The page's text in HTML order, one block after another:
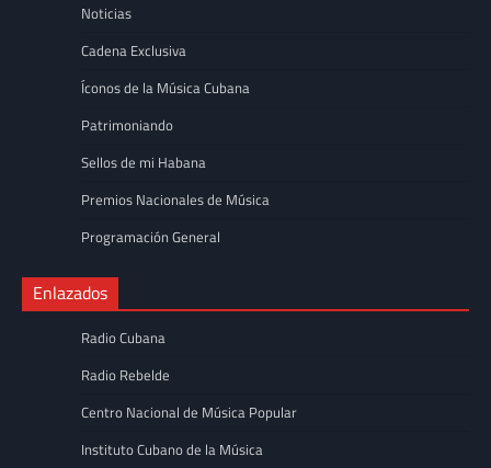
Noticias
Cadena Exclusiva
Íconos de la Música Cubana
Patrimoniando
Sellos de mi Habana
Premios Nacionales de Música
Programación General
Enlazados
Radio Cubana
Radio Rebelde
Centro Nacional de Música Popular
Instituto Cubano de la Música